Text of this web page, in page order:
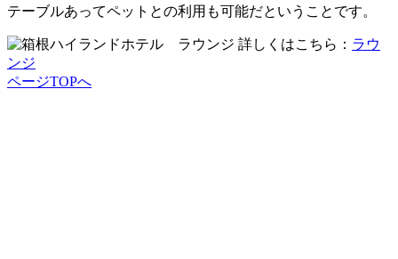
テーブルあってペットとの利用も可能だということです。
詳しくはこちら： ラウ
ンジ
ページTOPへ